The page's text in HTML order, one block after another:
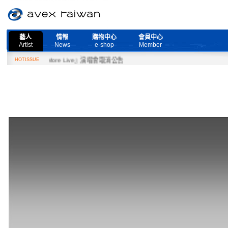
藝人
Artist
情報
News
購物中心
e-shop
會員中心
Member
HOTISSUE
More Live』演唱會取消公告